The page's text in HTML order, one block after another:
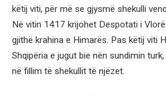
këtij viti, për më se gjysmë shekulli
Në vitin 1417 krijohet Despotati i
gjithë krahina e Himarës. Pas këtij viti
Shqipëria e jugut bie nën sundimin
në fillim të shekullit të njëzet.